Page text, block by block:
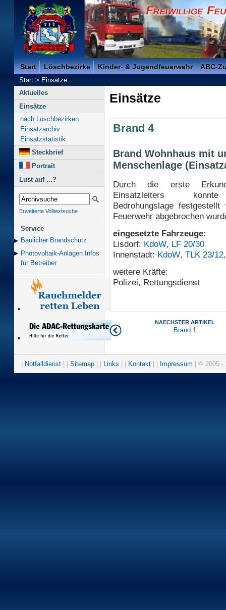
Freiwillige Feuerwehr der Kreisstadt Saarlouis -
Start Löschbezirke Kinder- & Jugendfeuerwehr ABC-
Start>Einsätze
Aktuelles
Einsätze
nach Löschbezirken
Einsatzarchiv
Einsatzstatistik
Steckbrief
Portrait
Lust auf ...?
Erweiterte Volltextsuche
Service
Baulicher Brand­schutz
Photovoltaik-Anlagen Infos
für Betreiber
Einsätze
Brand 4
Brand Wohnhaus mit
Menschenlage
Durch die erste
Einsatzleiters
Bedrohungslage
Feuerwehr abgebrochen
eingesetzte Fahrzeuge:
Lisdorf: KdoW, LF 20/30
Innenstadt: KdoW, TLK 23/12
weitere Kräfte:
Polizei, Rettungsdienst
NAECHSTER ARTIKEL
Brand 1
Notfalldienst Sitemap Links Kontakt Impressum | © 2005 -